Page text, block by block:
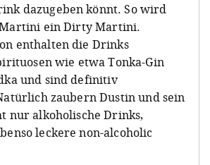
dazugeben könnt. So wird
ein Dirty Martini.
enthalten die Drinks
wie etwa Tonka-Gin
und sind definitiv
zaubern Dustin und sein
nur alkoholische Drinks,
leckere non-alcoholic